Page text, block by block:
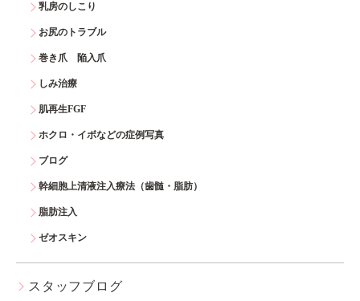
乳房のしこり
お尻のトラブル
巻き爪 陥入爪
しみ治療
肌再生FGF
ホクロ・イボなどの症例写真
ブログ
幹細胞上清液注入療法（歯髄・脂肪）
脂肪注入
ゼオスキン
スタッフブログ